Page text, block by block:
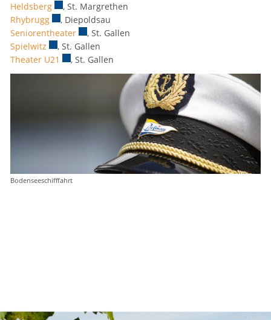
Heldsberg Externer Link wird in einem neuen Fenster geöffnet.
, St. Margrethen
Rhybrugg Externer Link wird in einem neuen Fenster geöffnet.
, Diepoldsau
Seniorentheater Externer Link wird in einem neuen Fenster
, St. Gallen
Spielwitz Externer Link wird in einem neuen Fenster geöffnet.
, St. Gallen
Theater U21 Externer Link wird in einem neuen Fenster geöffnet.
, St. Gallen
Bodenseeschifffahrt